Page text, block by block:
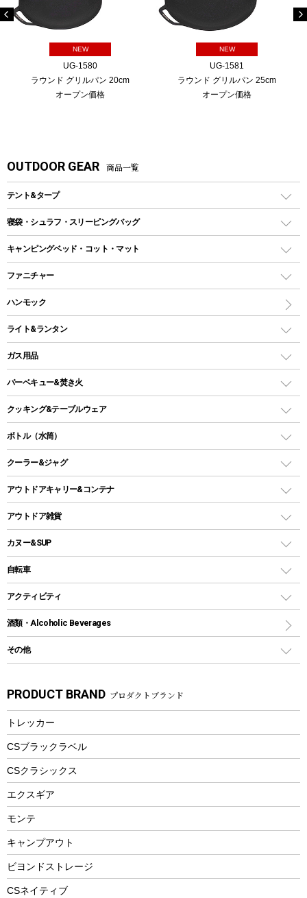
NEW
UG-1580
ラウンド グリルパン 20cm
オープン価格
NEW
UG-1581
ラウンド グリルパン 25cm
オープン価格
OUTDOOR GEAR 商品一覧
テント&タープ
テント
ツールームテント
ワンポールテント
シェルターテント
ロッジ型・オリジナルテント
タープ
スクエアタープ（レクタタープ）
メッシュタープ
自立式タープ
パラソル
テントアクセサリー
ペグ
グランドシート
ガイドロープ
ツール
寝袋・シュラフ・スリーピングバッグ
レクタングラー型（封筒型）シュラフ
インナーシュラフ
キャンピングベッド・コット・マット
キャンピングベッド・コット
インフレータブルマット
ファニチャー
アウトドアテーブル
レジャーシート
ハンモック
ライト&ランタン
LEDランタン
ガスランタン
オイルランタン
LEDライト
ヘッドライト
キャンドル
ガス用品
ガスバーナー
ガス缶
ガストーチ、ライター
バーベキュー&焚き火
バーベキューコンロ、グリル
焚き火台タイプ（ロースタイル）グリル
卓上タイプグリル
パーティータイプグリル
鉄板、アミ
焚き火台&ストーブ
火起こし
バーベキューツール
クッキング&テーブルウェア
ダッチオーブン
ホットサンドメーカー
クッカーセット
シェラカップ
クッキングツール
ナイフ
カトラリー
マグカップ、カップ
ステンレスボトル
フードボトル
トレー
ランチョンマット
ランチボックス
ボトル（水筒）
ステンレスボトル
コップ付きタイプ
ワンタッチタイプ
プラスチックボトル
ディズニーボトル
クーラー&ジャグ
クーラーボックス
クーラーバッグ
ウォータージャグ
保冷剤
アウトドアキャリー&コンテナ
アウトドアキャリー
アウトドア雑貨
バックパック&バッグ
リュック、バックパック
トートバッグ、サコッシュ
ショッピングキャリー
その他アウトドア雑貨
スプレー関係
ツール、他
カヌー&SUP
インフレータブル
カヤック
パドル
ヘルメット
エアーポンプ
アクセサリー
自転車
折りたたみ自転車
スポーツサイクル
シティサイクル
自転車ウェア
アクティビティ
マリン
ラッシュガード
パラソル
フローティングベスト
ヘルメット
エアーポンプ
ビーチテント
ウィンター
スノーシュー
防寒ウェア
酒類・Alcoholic Beverages
その他
湯たんぽ
防災用品
PRODUCT BRAND プロダクトブランド
トレッカー
CSブラックラベル
CSクラシックス
エクスギア
モンテ
キャンプアウト
ビヨンドストレージ
CSネイティブ